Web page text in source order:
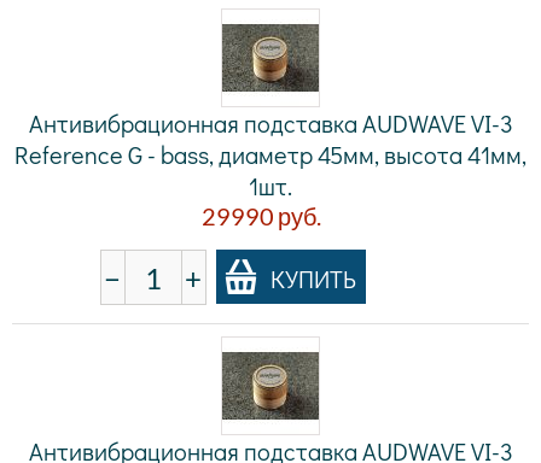
Антивибрационная подставка AUDWAVE VI-3
Reference G - bass, диаметр 45мм, высота 41мм,
1шт.
29990 руб.
− + КУПИТЬ
Антивибрационная подставка AUDWAVE VI-3